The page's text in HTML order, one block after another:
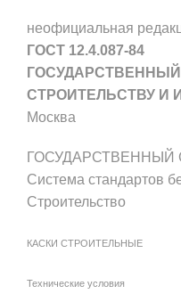
неофициальная
ГОСТ 12.4.087-84
СТРОИТЕЛЬСТВУ И
Москва
Система стандартов
Строительство
КАСКИ СТРОИТЕЛЬНЫЕ
Технические условия